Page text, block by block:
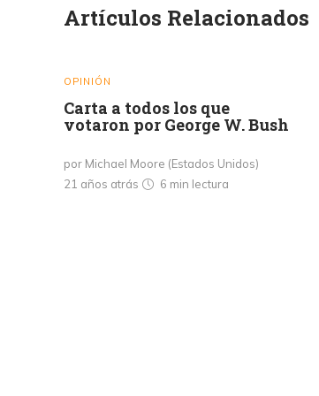
Artículos Relacionados
OPINIÓN
Carta a todos los que
votaron por George W. Bush
por Michael Moore (Estados Unidos)
21 años atrás
6 min lectura